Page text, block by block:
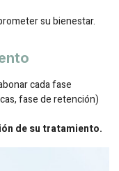
su bienestar.
cada fase
fase de retención)
de su tratamiento.